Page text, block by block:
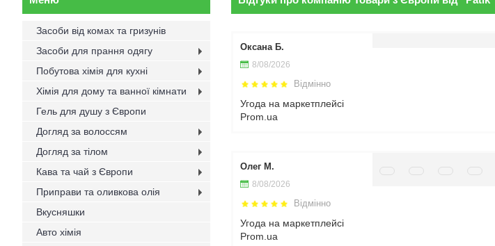
Оксана Б.
8/08/2026
Відмінно
Угода на маркетплейсі
Prom.ua
Олег М.
8/08/2026
Відмінно
Угода на маркетплейсі
Prom.ua
Засоби від комах та гризунів
Засоби для прання одягу
Побутова хімія для кухні
Хімія для дому та ванної кімнати
Гель для душу з Європи
Догляд за волоссям
Догляд за тілом
Кава та чай з Європи
Приправи та оливкова олія
Вкусняшки
Авто хімія